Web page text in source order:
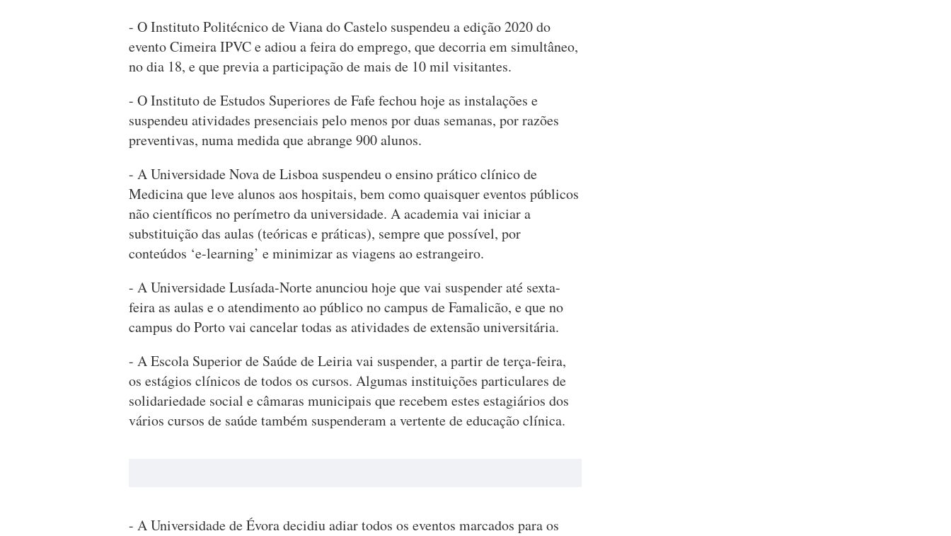
- O Instituto Politécnico de Viana do Castelo suspendeu a edição 2020 do
evento Cimeira IPVC e adiou a feira do emprego, que decorria em simultâneo,
no dia 18, e que previa a participação de mais de 10 mil visitantes.
- O Instituto de Estudos Superiores de Fafe fechou hoje as instalações e
suspendeu atividades presenciais pelo menos por duas semanas, por razões
preventivas, numa medida que abrange 900 alunos.
- A Universidade Nova de Lisboa suspendeu o ensino prático clínico de
Medicina que leve alunos aos hospitais, bem como quaisquer eventos públicos
não científicos no perímetro da universidade. A academia vai iniciar a
substituição das aulas (teóricas e práticas), sempre que possível, por
conteúdos ‘e-learning’ e minimizar as viagens ao estrangeiro.
- A Universidade Lusíada-Norte anunciou hoje que vai suspender até sexta-
feira as aulas e o atendimento ao público no campus de Famalicão, e que no
campus do Porto vai cancelar todas as atividades de extensão universitária.
- A Escola Superior de Saúde de Leiria vai suspender, a partir de terça-feira,
os estágios clínicos de todos os cursos. Algumas instituições particulares de
solidariedade social e câmaras municipais que recebem estes estagiários dos
vários cursos de saúde também suspenderam a vertente de educação clínica.
- A Universidade de Évora decidiu adiar todos os eventos marcados para os